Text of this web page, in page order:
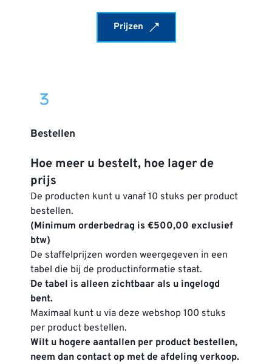
Prijzen
Bestellen
Hoe meer u bestelt, hoe lager de
prijs
De producten kunt u vanaf 10 stuks per product
bestellen.
(Minimum orderbedrag is €500,00 exclusief
btw)
De staffelprijzen worden weergegeven in een
tabel die bij de productinformatie staat.
De tabel is alleen zichtbaar als u ingelogd
bent.
Maximaal kunt u via deze webshop 100 stuks
per product bestellen.
Wilt u hogere aantallen per product bestellen,
neem dan contact op met de afdeling verkoop.